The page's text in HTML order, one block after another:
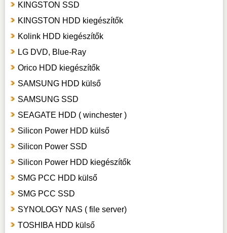
KINGSTON SSD
KINGSTON HDD kiegészítők
Kolink HDD kiegészítők
LG DVD, Blue-Ray
Orico HDD kiegészítők
SAMSUNG HDD külső
SAMSUNG SSD
SEAGATE HDD ( winchester )
Silicon Power HDD külső
Silicon Power SSD
Silicon Power HDD kiegészítők
SMG PCC HDD külső
SMG PCC SSD
SYNOLOGY NAS ( file server)
TOSHIBA HDD külső